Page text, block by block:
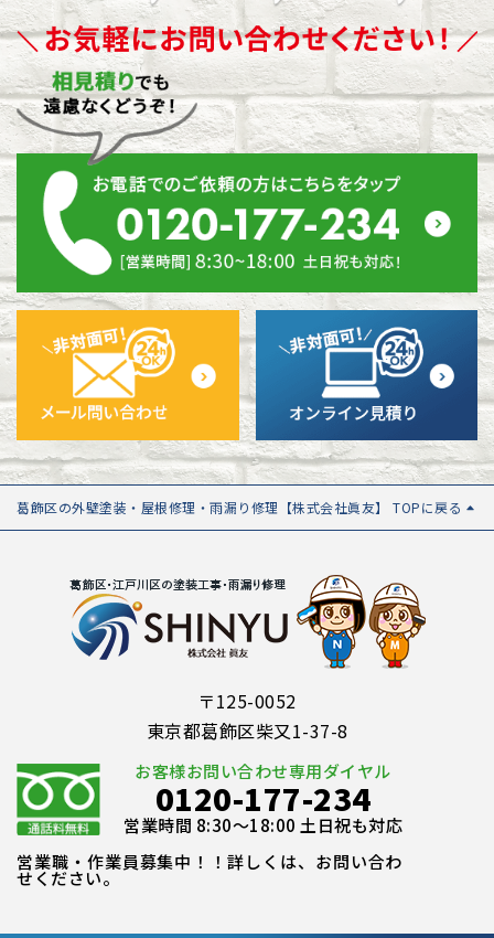
葛飾区の外壁塗装・屋根修理・雨漏り修理【株式会社眞友】 TOPに戻る
〒125-0052
東京都葛飾区柴又1-37-8
お客様お問い合わせ専用ダイヤル
0120-177-234
営業時間 8:30～18:00 土日祝も対応
営業職・作業員募集中！！詳しくは、お問い合わ
せください。